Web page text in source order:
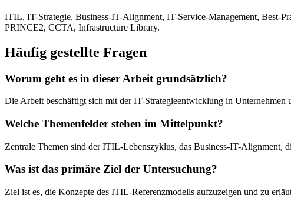
ITIL, IT-Strategie, Business-IT-Alignment, IT-Service-Management, Best-
PRINCE2, CCTA, Infrastructure Library.
Häufig gestellte Fragen
Worum geht es in dieser Arbeit grundsätzlich?
Die Arbeit beschäftigt sich mit der IT-Strategieentwicklung in
Welche Themenfelder stehen im Mittelpunkt?
Zentrale Themen sind der ITIL-Lebenszyklus, das Business-IT-Alignment,
Was ist das primäre Ziel der Untersuchung?
Ziel ist es, die Konzepte des ITIL-Referenzmodells aufzuzeigen und zu